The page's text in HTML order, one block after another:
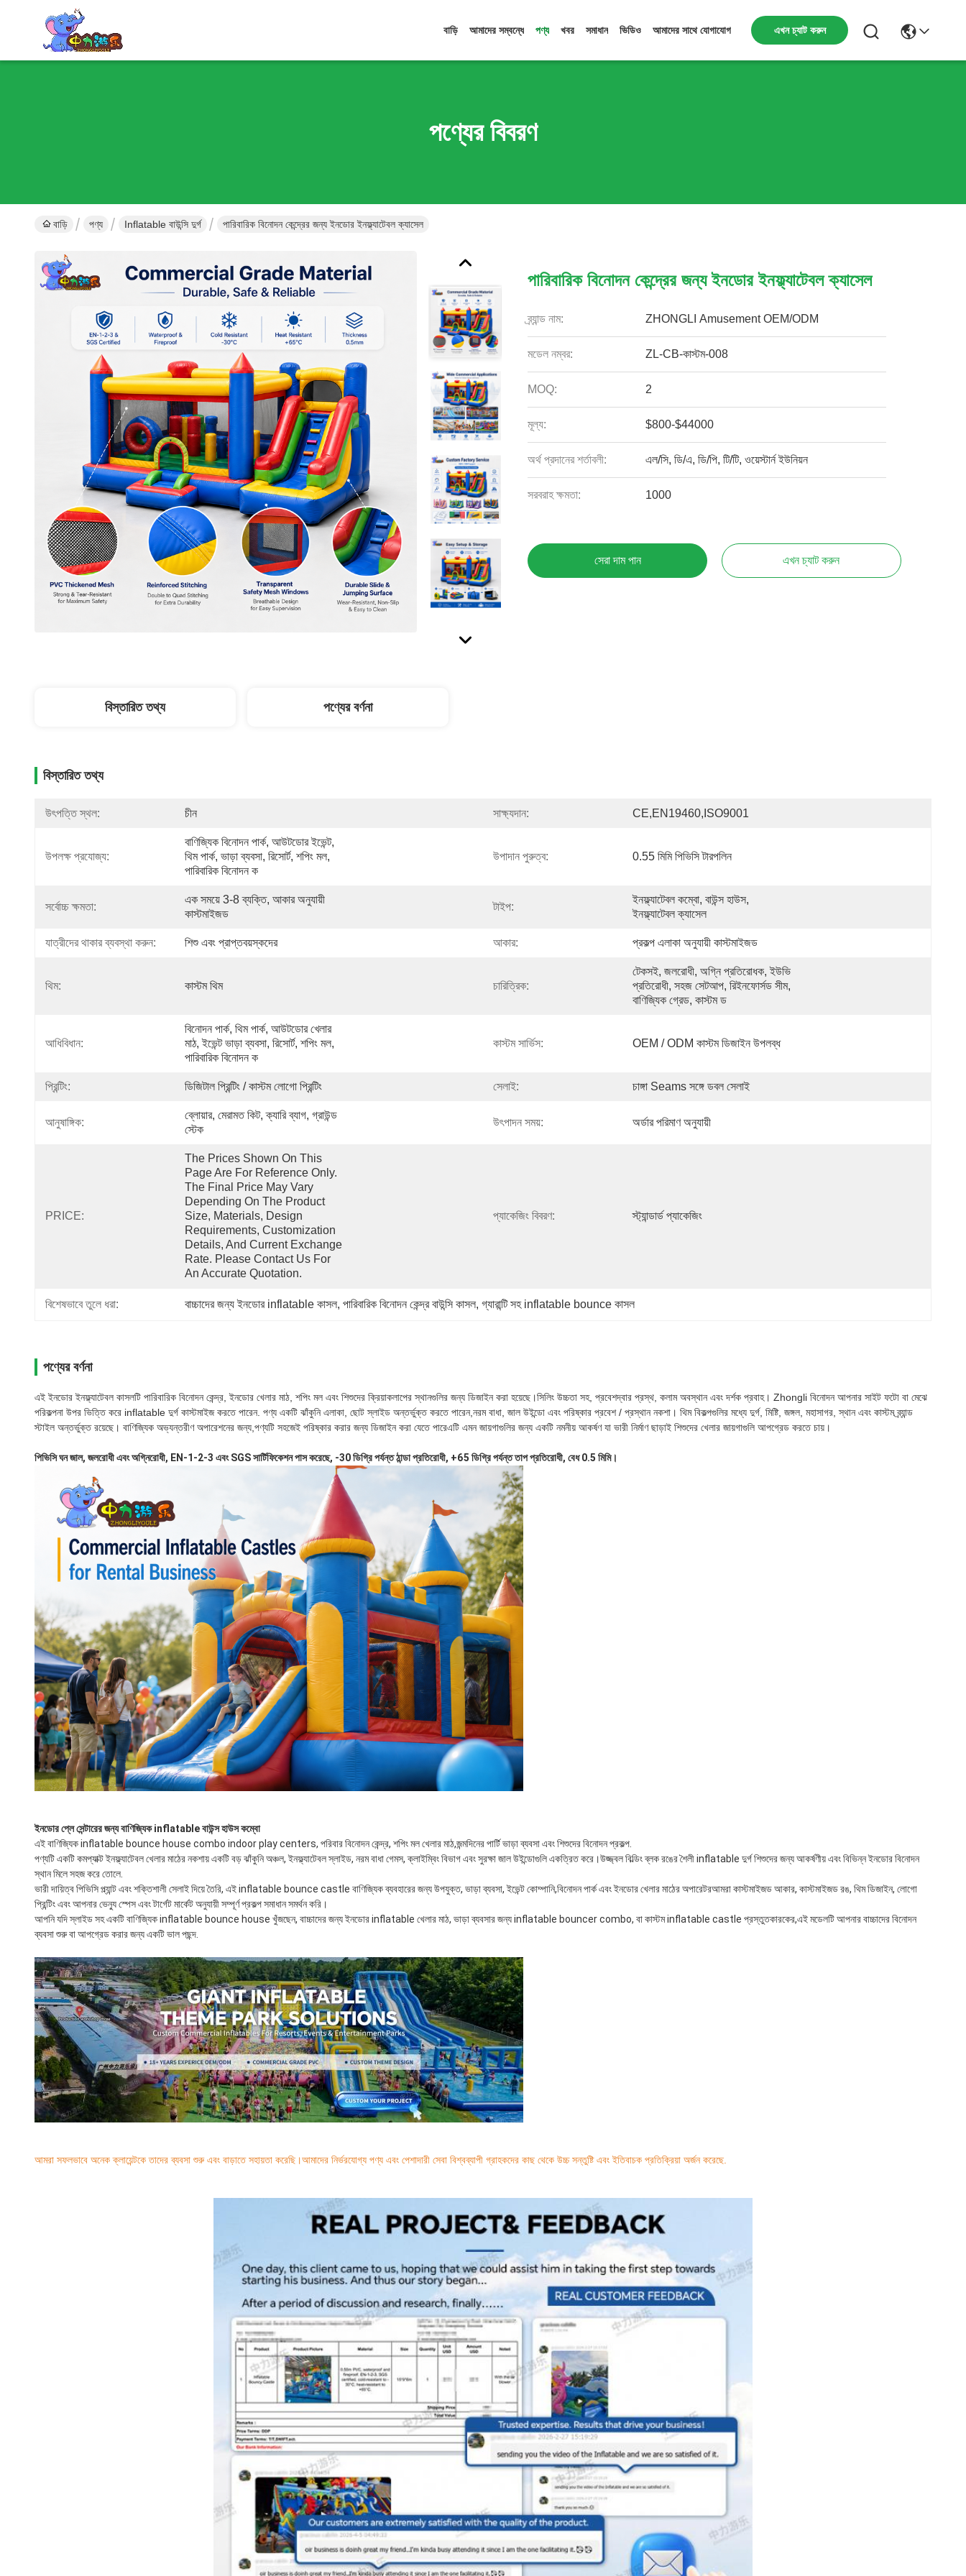
বাড়ি আমাদের সম্বন্ধে পণ্য খবর সমাধান ভিডিও আমাদের সাথে যোগাযোগ এখন চ্যাট করুন
পণ্যের বিবরণ
বাড়ি পণ্য Inflatable বাউন্সি দুর্গ পারিবারিক বিনোদন কেন্দ্রের জন্য ইনডোর ইনফ্ল্যাটেবল ক্যাসেল
পারিবারিক বিনোদন কেন্দ্রের জন্য ইনডোর ইনফ্ল্যাটেবল ক্যাসেল
ব্র্যান্ড নাম: ZHONGLI Amusement OEM/ODM
মডেল নম্বর: ZL-CB-কাস্টম-008
MOQ: 2
মূল্য: $800-$44000
অর্থ প্রদানের শর্তাবলী: এল/সি, ডি/এ, ডি/পি, টি/টি, ওয়েস্টার্ন ইউনিয়ন
সরবরাহ ক্ষমতা: 1000
সেরা দাম পান এখন চ্যাট করুন
বিস্তারিত তথ্য পণ্যের বর্ণনা
বিস্তারিত তথ্য
উৎপত্তি স্থল: চীন সাক্ষ্যদান: CE,EN19460,ISO9001
উপলক্ষ প্রযোজ্য:
বাণিজ্যিক বিনোদন পার্ক, আউটডোর ইভেন্ট,
থিম পার্ক, ভাড়া ব্যবসা, রিসোর্ট, শপিং মল,
পারিবারিক বিনোদন ক
উপাদান পুরুত্ব: 0.55 মিমি পিভিসি টারপলিন
সর্বোচ্চ ক্ষমতা:
এক সময়ে 3-8 ব্যক্তি, আকার অনুযায়ী
কাস্টমাইজড
টাইপ:
ইনফ্ল্যাটেবল কম্বো, বাউন্স হাউস,
ইনফ্ল্যাটেবল ক্যাসেল
যাত্রীদের থাকার ব্যবস্থা করুন: শিশু এবং প্রাপ্তবয়স্কদের আকার: প্রকল্প এলাকা অনুযায়ী কাস্টমাইজড
থিম: কাস্টম থিম চারিত্রিক:
টেকসই, জলরোধী, অগ্নি প্রতিরোধক, ইউভি
প্রতিরোধী, সহজ সেটআপ, রিইনফোর্সড সীম,
বাণিজ্যিক গ্রেড, কাস্টম ড
আধিবিধান:
বিনোদন পার্ক, থিম পার্ক, আউটডোর খেলার
মাঠ, ইভেন্ট ভাড়া ব্যবসা, রিসোর্ট, শপিং মল,
পারিবারিক বিনোদন ক
কাস্টম সার্ভিস: OEM / ODM কাস্টম ডিজাইন উপলব্ধ
প্রিন্টিং: ডিজিটাল প্রিন্টিং / কাস্টম লোগো প্রিন্টিং সেলাই: চাঙ্গা Seams সঙ্গে ডবল সেলাই
আনুষাঙ্গিক:
ব্লোয়ার, মেরামত কিট, ক্যারি ব্যাগ, গ্রাউন্ড
স্টেক
উৎপাদন সময়: অর্ডার পরিমাণ অনুযায়ী
PRICE:
The Prices Shown On This
Page Are For Reference Only.
The Final Price May Vary
Depending On The Product
Size, Materials, Design
Requirements, Customization
Details, And Current Exchange
Rate. Please Contact Us For
An Accurate Quotation.
প্যাকেজিং বিবরণ: স্ট্যান্ডার্ড প্যাকেজিং
বিশেষভাবে তুলে ধরা: বাচ্চাদের জন্য ইনডোর inflatable কাসল, পারিবারিক বিনোদন কেন্দ্র বাউন্সি কাসল, গ্যারান্টি সহ inflatable bounce কাসল
পণ্যের বর্ণনা
এই ইনডোর ইনফ্ল্যাটেবল কাসলটি পারিবারিক বিনোদন কেন্দ্র, ইনডোর খেলার মাঠ, শপিং মল এবং শিশুদের ক্রিয়াকলাপের স্থানগুলির জন্য ডিজাইন করা হয়েছে।সিলিং উচ্চতা সহ, প্রবেশদ্বার প্রস্থ, কলাম অবস্থান এবং দর্শক প্রবাহ। Zhongli বিনোদন আপনার সাইট ফটো বা মেঝে
পরিকল্পনা উপর ভিত্তি করে inflatable দুর্গ কাস্টমাইজ করতে পারেন. পণ্য একটি ঝাঁকুনি এলাকা, ছোট স্লাইড অন্তর্ভুক্ত করতে পারেন,নরম বাধা, জাল উইন্ডো এবং পরিষ্কার প্রবেশ / প্রস্থান নকশা। থিম বিকল্পগুলির মধ্যে দুর্গ, মিষ্টি, জঙ্গল, মহাসাগর, স্থান এবং কাস্টম ব্র্যান্ড
স্টাইল অন্তর্ভুক্ত রয়েছে। বাণিজ্যিক অভ্যন্তরীণ অপারেশনের জন্য,পণ্যটি সহজেই পরিষ্কার করার জন্য ডিজাইন করা যেতে পারেএটি এমন জায়গাগুলির জন্য একটি নমনীয় আকর্ষণ যা ভারী নির্মাণ ছাড়াই শিশুদের খেলার জায়গাগুলি আপগ্রেড করতে চায়।
পিভিসি ঘন জাল, জলরোধী এবং অগ্নিরোধী, EN-1-2-3 এবং SGS সার্টিফিকেশন পাস করেছে, -30 ডিগ্রি পর্যন্ত ঠান্ডা প্রতিরোধী, +65 ডিগ্রি পর্যন্ত তাপ প্রতিরোধী, বেধ 0.5 মিমি।
ইনডোর প্লে সেন্টারের জন্য বাণিজ্যিক inflatable বাউন্স হাউস কম্বো
এই বাণিজ্যিক inflatable bounce house combo indoor play centers, পরিবার বিনোদন কেন্দ্র, শপিং মল খেলার মাঠ,জন্মদিনের পার্টি ভাড়া ব্যবসা এবং শিশুদের বিনোদন প্রকল্প.
পণ্যটি একটি কমপ্যাক্ট ইনফ্ল্যাটেবল খেলার মাঠের নকশায় একটি বড় ঝাঁকুনি অঞ্চল, ইনফ্ল্যাটেবল স্লাইড, নরম বাধা গেমস, ক্লাইম্বিং বিভাগ এবং সুরক্ষা জাল উইন্ডোগুলি একত্রিত করে।উজ্জ্বল বিল্ডিং ব্লক রঙের শৈলী inflatable দুর্গ শিশুদের জন্য আকর্ষণীয় এবং বিভিন্ন ইনডোর বিনোদন
স্থান মিলে সহজ করে তোলে.
ভারী দায়িত্ব পিভিসি প্ল্যান্ট এবং শক্তিশালী সেলাই দিয়ে তৈরি, এই inflatable bounce castle বাণিজ্যিক ব্যবহারের জন্য উপযুক্ত, ভাড়া ব্যবসা, ইভেন্ট কোম্পানি,বিনোদন পার্ক এবং ইনডোর খেলার মাঠের অপারেটরআমরা কাস্টমাইজড আকার, কাস্টমাইজড রঙ, থিম ডিজাইন, লোগো
প্রিন্টিং এবং আপনার ভেন্যু স্পেস এবং টার্গেট মার্কেট অনুযায়ী সম্পূর্ণ প্রকল্প সমাধান সমর্থন করি।
আপনি যদি স্লাইড সহ একটি বাণিজ্যিক inflatable bounce house খুঁজছেন, বাচ্চাদের জন্য ইনডোর inflatable খেলার মাঠ, ভাড়া ব্যবসার জন্য inflatable bouncer combo, বা কাস্টম inflatable castle প্রস্তুতকারকের,এই মডেলটি আপনার বাচ্চাদের বিনোদন
ব্যবসা শুরু বা আপগ্রেড করার জন্য একটি ভাল পছন্দ.
আমরা সফলভাবে অনেক ক্লায়েন্টকে তাদের ব্যবসা শুরু এবং বাড়াতে সহায়তা করেছি।আমাদের নির্ভরযোগ্য পণ্য এবং পেশাদারী সেবা বিশ্বব্যাপী গ্রাহকদের কাছ থেকে উচ্চ সন্তুষ্টি এবং ইতিবাচক প্রতিক্রিয়া অর্জন করেছে.